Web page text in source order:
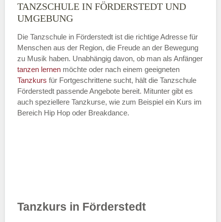
TANZSCHULE IN FÖRDERSTEDT UND
UMGEBUNG
Die Tanzschule in Förderstedt ist die richtige Adresse für
Menschen aus der Region, die Freude an der Bewegung
zu Musik haben. Unabhängig davon, ob man als Anfänger
tanzen lernen möchte oder nach einem geeigneten
Tanzkurs für Fortgeschrittene sucht, hält die Tanzschule
Förderstedt passende Angebote bereit. Mitunter gibt es
auch speziellere Tanzkurse, wie zum Beispiel ein Kurs im
Bereich Hip Hop oder Breakdance.
Tanzkurs in Förderstedt